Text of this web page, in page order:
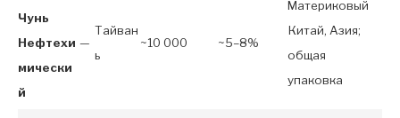
Чунь
Нефтехи
мически
й
—
Тайван
ь
~10 000 ~5–8%
Материковый
Китай, Азия;
общая
упаковка